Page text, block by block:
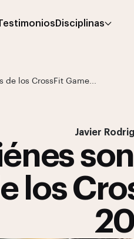
Disciplinas
de los CrossFit Game...
Javier
los